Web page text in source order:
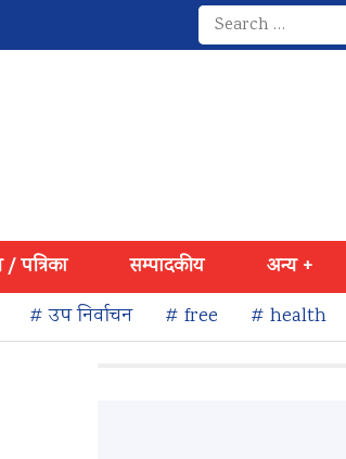
Search
for:
/ पत्रिका सम्पादकीय
अन्य +
# उप निर्वाचन # free # health